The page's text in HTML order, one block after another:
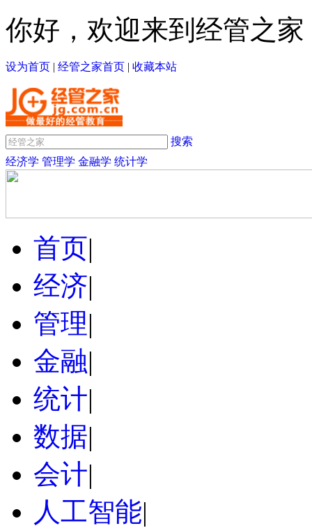
你好，欢迎来到经管之家
设为首页 | 经管之家首页 | 收藏本站
搜索
经济学 管理学 金融学 统计学
首页|
经济|
管理|
金融|
统计|
数据|
会计|
人工智能|